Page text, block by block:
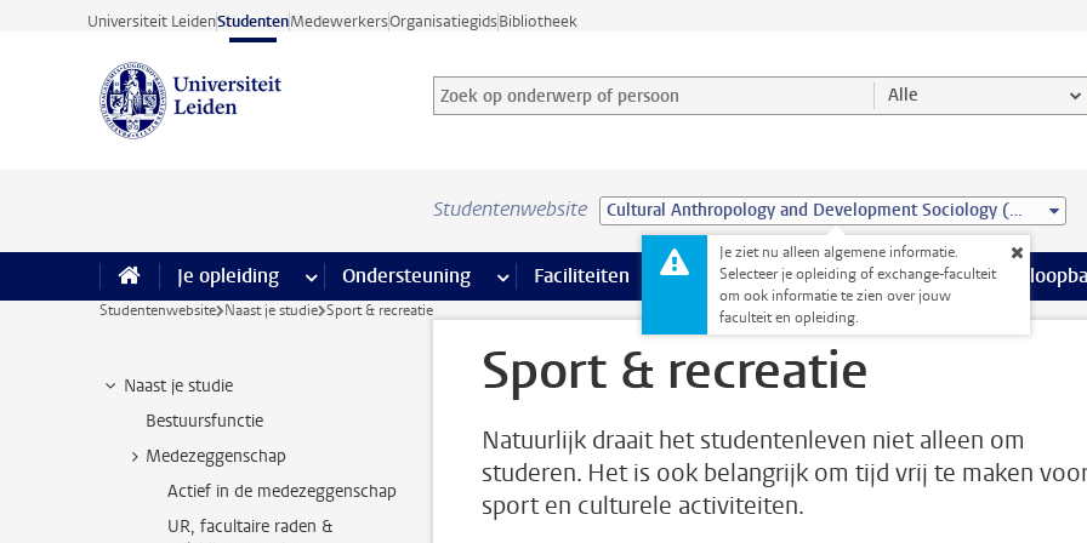
Ga direct naar de inhoud
Universiteit LeidenStudentenMedewerkersOrganisatiegidsBibliotheek
Zoek op onderwerp of persoon en selecteer categorie
Zoekterm Alle
Studentenwebsite Cultural Anthropology and Development Sociology (MSc)
Je ziet nu alleen algemene informatie.
Selecteer je opleiding of exchange-faculteit
om ook informatie te zien over jouw
faculteit en opleiding.
Je opleiding meer Je opleiding pagina’s
Ondersteuning meer Ondersteuning pagina’s
Faciliteiten meer Faciliteiten pagina’s
Extra studieactiviteiten meer Extra
Stage &
Studentenwebsite Naast je studie Sport & recreatie
Naast je studie
Bestuursfunctie
Medezeggenschap
Actief in de medezeggenschap
UR, facultaire raden &
Sport & recreatie
Natuurlijk draait het studentenleven niet alleen om
studeren. Het is ook belangrijk om tijd vrij te maken
sport en culturele activiteiten.